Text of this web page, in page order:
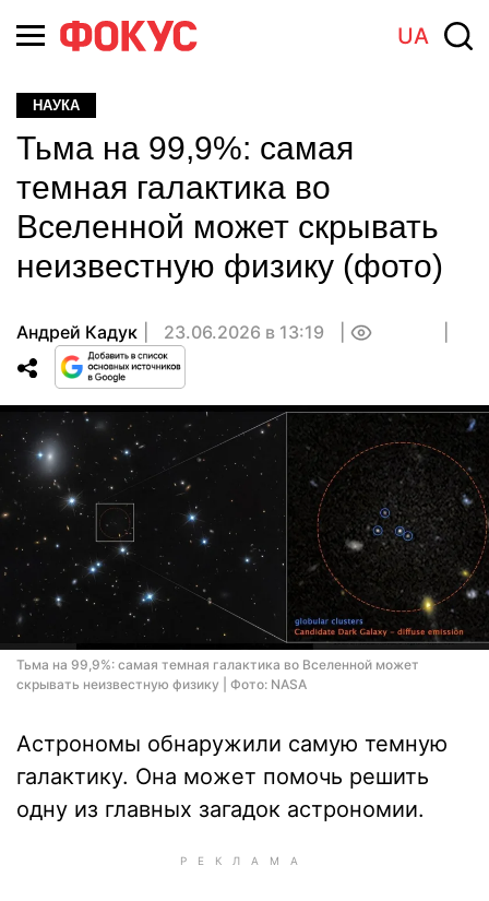
UA
НАУКА
Тьма на 99,9%: самая
темная галактика во
Вселенной может скрывать
неизвестную физику (фото)
Андрей Кадук 23.06.2026 в 13:19
Тьма на 99,9%: самая темная галактика во Вселенной может
скрывать неизвестную физику | Фото: NASA
Астрономы обнаружили самую темную
галактику. Она может помочь решить
одну из главных загадок астрономии.